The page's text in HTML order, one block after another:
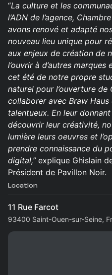
“La culture et les
l’ADN de l’agence,
avons renové et adapté
nouveau lieu unique pour
aux enjeux de création de
l’ouvrir à d’autres
cet été de notre propre
naturel pour l’ouverture de
collaborer avec Braw
talentueux. En leur
découvrir leur créativité,
lumière leurs oeuvres et
prendre connaissance du
digital,” explique Ghislain
Président de Pavillon Noir.
Location
11 Rue Farcot
93400 Saint-Ouen-sur-Seine,